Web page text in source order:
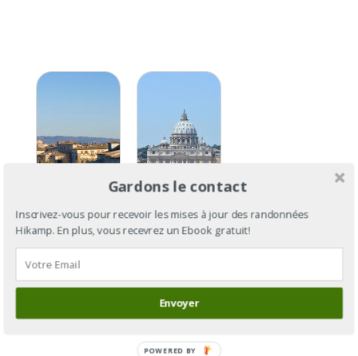
Via
Francigena
: de Massa
à Sienne
Via
Francigena
à Rome
Gardons le contact
Inscrivez-vous pour recevoir les mises à jour des randonnées
Hikamp. En plus, vous recevrez un Ebook gratuit!
Envoyer
POWERED BY